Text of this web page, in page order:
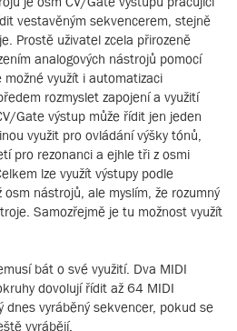
vestavěným sekvencerem, stejně
Prostě uživatel zcela přirozeně
analogových nástrojů pomocí
využít i automatizaci
rozmyslet zapojení a využití
Gate výstup může řídit jen jeden
využit pro ovládání výšky tónů,
pro rezonanci a ejhle tři z osmi
lze využít výstupy podle
nástrojů, ale myslím, že rozumný
Samozřejmě je tu možnost využít
bát o své využití. Dva MIDI
dovolují řídit až 64 MIDI
dnes vyráběný sekvencer, pokud se
vyrábějí.